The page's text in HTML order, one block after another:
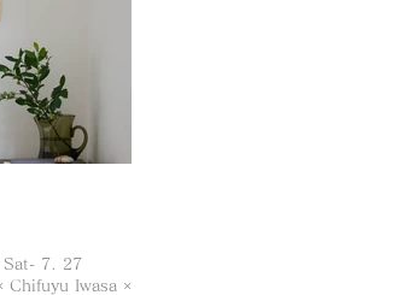
飲食店「北橋」を第
スピレーションを得
会です。伝統的な建
いただけると幸いで
にはいなかった花
心が動く。 いつ
たのだろうか。 目
は呼吸し、水を吸
を経て、ようやく
Sat- 7. 27
Iwasa ×